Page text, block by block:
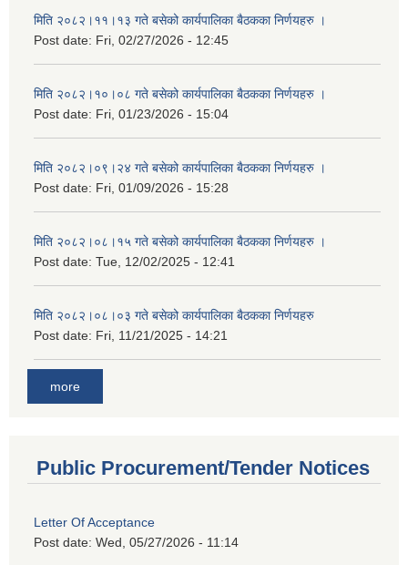
मिति २०८२।११।१३ गते बसेको कार्यपालिका बैठकका निर्णयहरु ।
Post date: Fri, 02/27/2026 - 12:45
मिति २०८२।१०।०८ गते बसेको कार्यपालिका बैठकका निर्णयहरु ।
Post date: Fri, 01/23/2026 - 15:04
मिति २०८२।०९।२४ गते बसेको कार्यपालिका बैठकका निर्णयहरु ।
Post date: Fri, 01/09/2026 - 15:28
मिति २०८२।०८।१५ गते बसेको कार्यपालिका बैठकका निर्णयहरु ।
Post date: Tue, 12/02/2025 - 12:41
मिति २०८२।०८।०३ गते बसेको कार्यपालिका बैठकका निर्णयहरु
Post date: Fri, 11/21/2025 - 14:21
more
Public Procurement/Tender Notices
Letter Of Acceptance
Post date: Wed, 05/27/2026 - 11:14